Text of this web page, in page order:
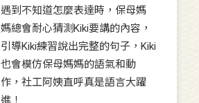
遇到不知道怎麼表達時，保母媽
媽總會耐心猜測Kiki要講的內容，
引導Kiki練習說出完整的句子，Kiki
也會模仿保母媽媽的語氣和動
作，社工阿姨直呼真是語言大躍
進！